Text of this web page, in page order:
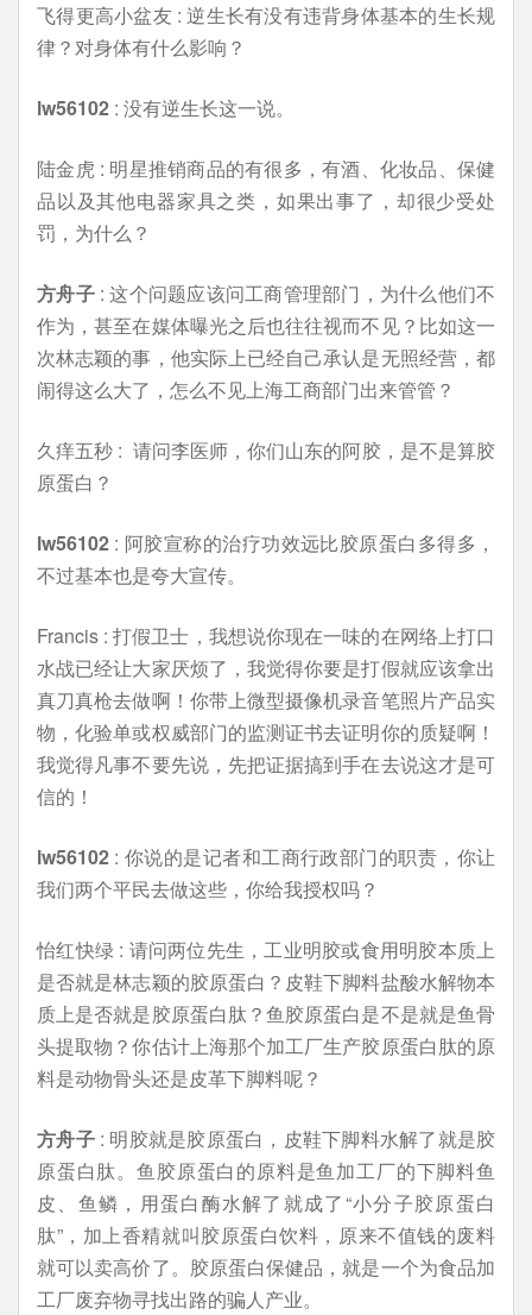
飞得更高小盆友 : 逆生长有没有违背身体基本的生长规
律？对身体有什么影响？
lw56102 : 没有逆生长这一说。
陆金虎 : 明星推销商品的有很多，有酒、化妆品、保健
品以及其他电器家具之类，如果出事了，却很少受处
罚，为什么？
方舟子: 这个问题应该问工商管理部门，为什么他们不
作为，甚至在媒体曝光之后也往往视而不见？比如这一
次林志颖的事，他实际上已经自己承认是无照经营，都
闹得这么大了，怎么不见上海工商部门出来管管？
久痒五秒 : 请问李医师，你们山东的阿胶，是不是算胶
原蛋白？
lw56102 : 阿胶宣称的治疗功效远比胶原蛋白多得多，
不过基本也是夸大宣传。
Francis : 打假卫士，我想说你现在一味的在网络上打口
水战已经让大家厌烦了，我觉得你要是打假就应该拿出
真刀真枪去做啊！你带上微型摄像机录音笔照片产品实
物，化验单或权威部门的监测证书去证明你的质疑啊！
我觉得凡事不要先说，先把证据搞到手在去说这才是可
信的！
lw56102 : 你说的是记者和工商行政部门的职责，你让
我们两个平民去做这些，你给我授权吗？
怡红快绿 : 请问两位先生，工业明胶或食用明胶本质上
是否就是林志颖的胶原蛋白？皮鞋下脚料盐酸水解物本
质上是否就是胶原蛋白肽？鱼胶原蛋白是不是就是鱼骨
头提取物？你估计上海那个加工厂生产胶原蛋白肽的原
料是动物骨头还是皮革下脚料呢？
方舟子: 明胶就是胶原蛋白，皮鞋下脚料水解了就是胶
原蛋白肽。鱼胶原蛋白的原料是鱼加工厂的下脚料鱼
皮、鱼鳞，用蛋白酶水解了就成了“小分子胶原蛋白
肽”，加上香精就叫胶原蛋白饮料，原来不值钱的废料
就可以卖高价了。胶原蛋白保健品，就是一个为食品加
工厂废弃物寻找出路的骗人产业。